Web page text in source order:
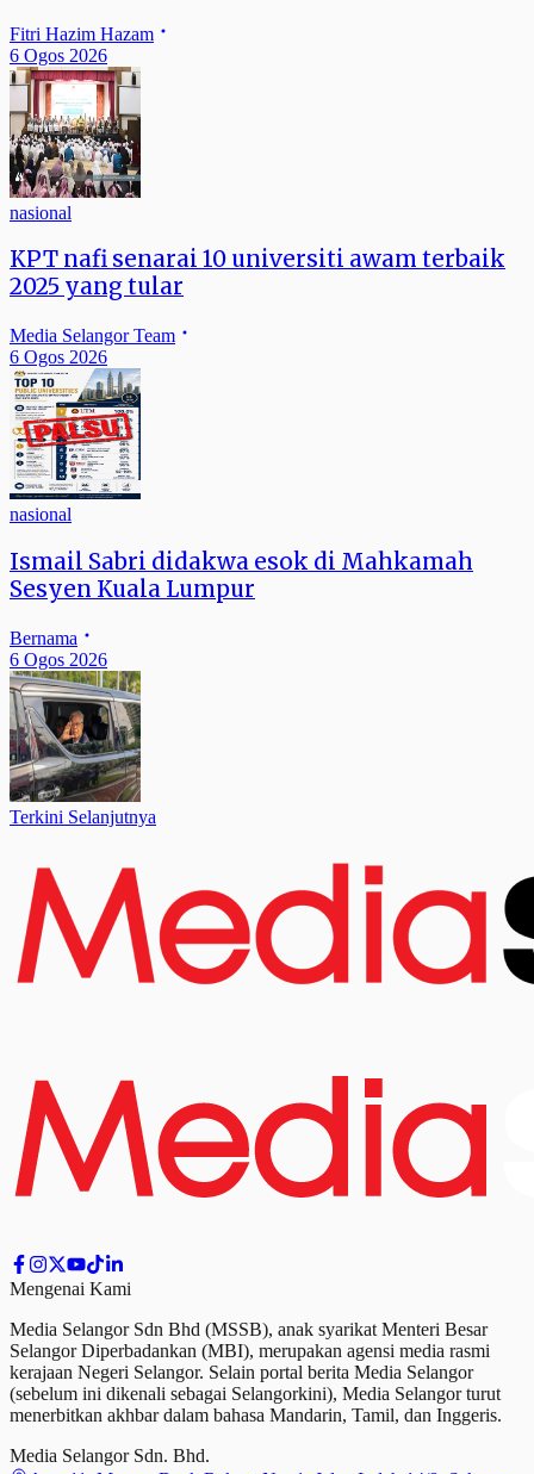
Fitri Hazim Hazam
6 Ogos 2026
nasional
KPT nafi senarai 10 universiti awam terbaik
2025 yang tular
Media Selangor Team
6 Ogos 2026
nasional
Ismail Sabri didakwa esok di Mahkamah
Sesyen Kuala Lumpur
Bernama
6 Ogos 2026
Terkini Selanjutnya
Mengenai Kami
Media Selangor Sdn Bhd (MSSB), anak syarikat Menteri Besar
Selangor Diperbadankan (MBI), merupakan agensi media rasmi
kerajaan Negeri Selangor. Selain portal berita Media Selangor
(sebelum ini dikenali sebagai Selangorkini), Media Selangor turut
menerbitkan akhbar dalam bahasa Mandarin, Tamil, dan Inggeris.
Media Selangor Sdn. Bhd.